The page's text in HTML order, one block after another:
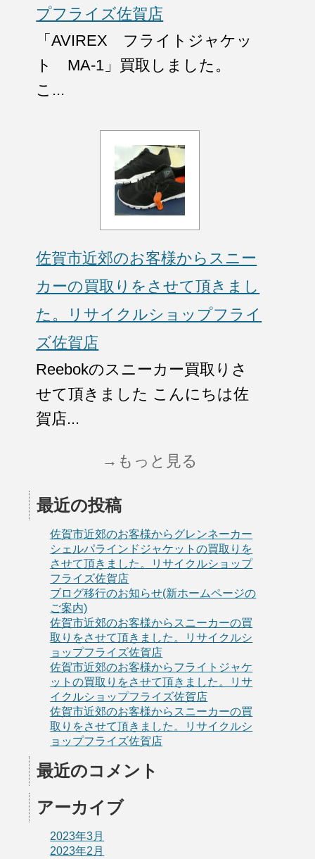
プフライズ佐賀店
「AVIREX フライトジャケッ
ト MA-1」買取しました。
こ...
佐賀市近郊のお客様からスニー
カーの買取りをさせて頂きまし
た。リサイクルショップフライ
ズ佐賀店
Reebokのスニーカー買取りさ
せて頂きました こんにちは佐
賀店...
→もっと見る
最近の投稿
佐賀市近郊のお客様からグレンネーカー
シェルパラインドジャケットの買取りを
させて頂きました。リサイクルショップ
フライズ佐賀店
ブログ移行のお知らせ(新ホームページの
ご案内)
佐賀市近郊のお客様からスニーカーの買
取りをさせて頂きました。リサイクルシ
ョップフライズ佐賀店
佐賀市近郊のお客様からフライトジャケ
ットの買取りをさせて頂きました。リサ
イクルショップフライズ佐賀店
佐賀市近郊のお客様からスニーカーの買
取りをさせて頂きました。リサイクルシ
ョップフライズ佐賀店
最近のコメント
アーカイブ
2023年3月
2023年2月